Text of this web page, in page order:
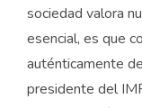
sociedad valora
esencial, es que
auténticamente
presidente del